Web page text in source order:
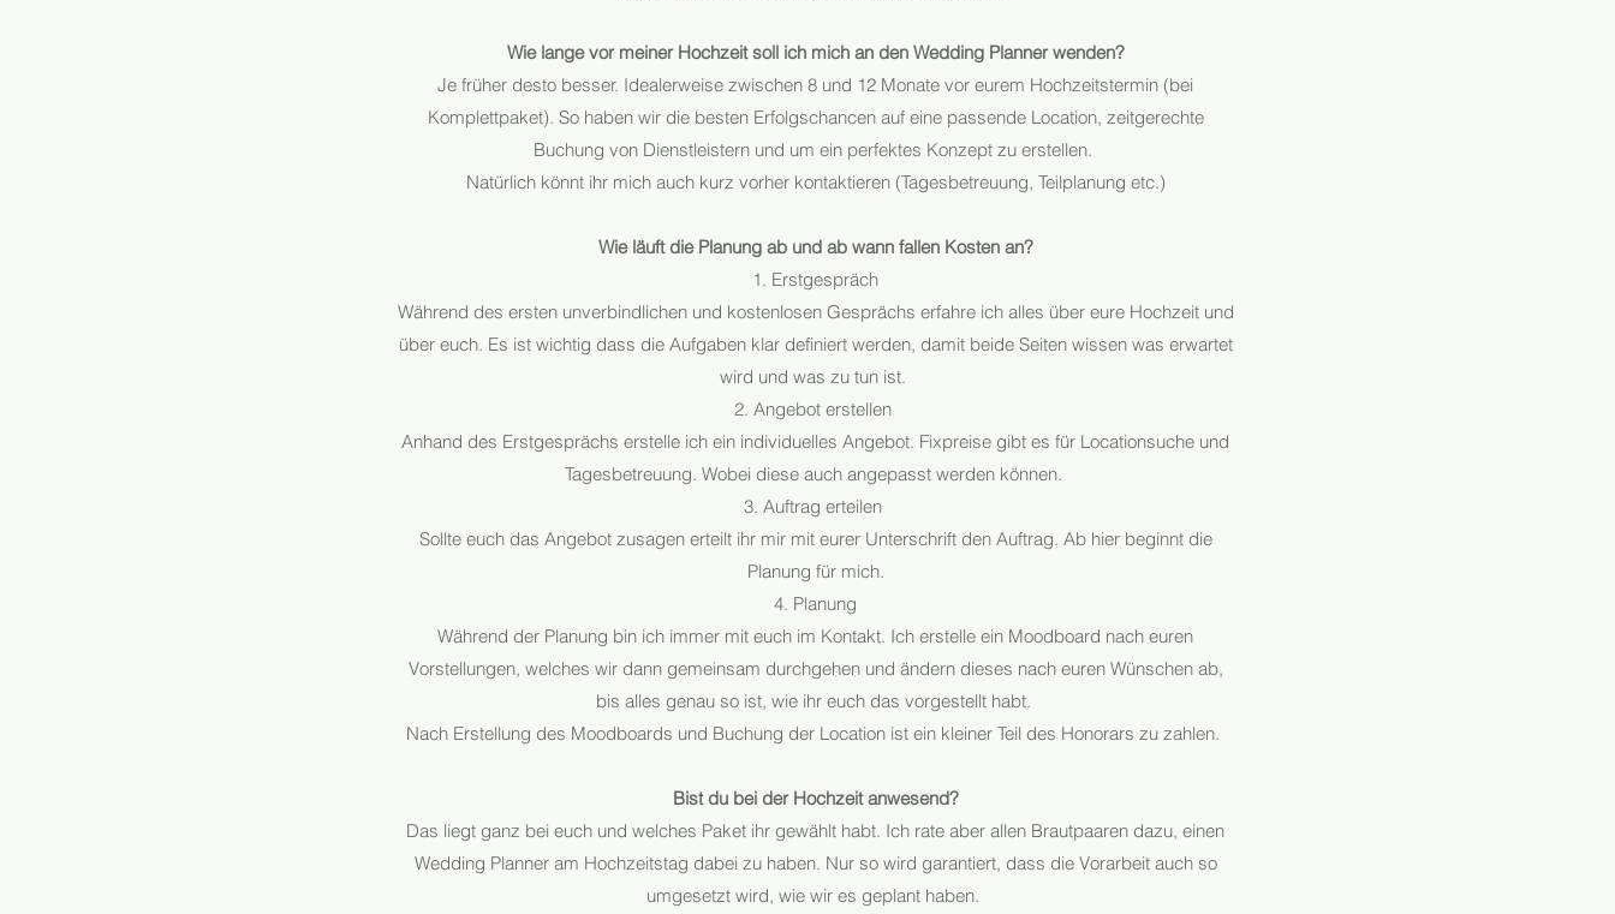
Wie lange vor meiner Hochzeit soll ich mich an den Wedding Planner wenden?
Je früher desto besser. Idealerweise zwischen 8 und 12 Monate vor eurem Hochzeitstermin (bei
Komplettpaket). So haben wir die besten Erfolgschancen auf eine passende Location, zeitgerechte
Buchung von Dienstleistern und um ein perfektes Konzept zu erstellen.
Natürlich könnt ihr mich auch kurz vorher kontaktieren (Tagesbetreuung, Teilplanung etc.)
Wie läuft die Planung ab und ab wann fallen Kosten an?
1. Erstgespräch
Während des ersten unverbindlichen und kostenlosen Gesprächs erfahre ich alles über eure Hochzeit und
über euch. Es ist wichtig dass die Aufgaben klar definiert werden, damit beide Seiten wissen was erwartet
wird und was zu tun ist.
2. Angebot erstellen
Anhand des Erstgesprächs erstelle ich ein individuelles Angebot. Fixpreise gibt es für Locationsuche und
Tagesbetreuung. Wobei diese auch angepasst werden können.
3. Auftrag erteilen
Sollte euch das Angebot zusagen erteilt ihr mir mit eurer Unterschrift den Auftrag. Ab hier beginnt die
Planung für mich.
4. Planung
Während der Planung bin ich immer mit euch im Kontakt. Ich erstelle ein Moodboard nach euren
Vorstellungen, welches wir dann gemeinsam durchgehen und ändern dieses nach euren Wünschen ab,
bis alles genau so ist, wie ihr euch das vorgestellt habt.
Nach Erstellung des Moodboards und Buchung der Location ist ein kleiner Teil des Honorars zu zahlen.
Bist du bei der Hochzeit anwesend?
Das liegt ganz bei euch und welches Paket ihr gewählt habt. Ich rate aber allen Brautpaaren dazu, einen
Wedding Planner am Hochzeitstag dabei zu haben. Nur so wird garantiert, dass die Vorarbeit auch so
umgesetzt wird, wie wir es geplant haben.